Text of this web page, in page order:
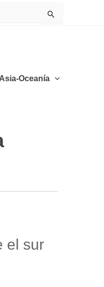
Asia-Oceanía
el sur